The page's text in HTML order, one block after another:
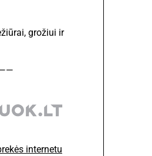
grožiui ir
internetu